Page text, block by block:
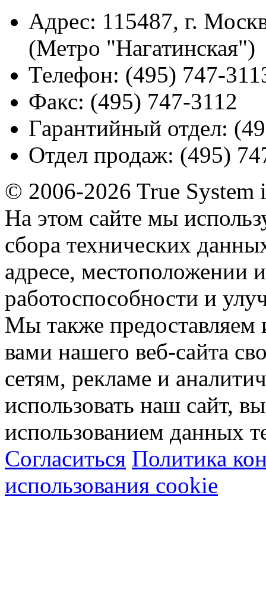
Адрес: 115487, г.
(Метро "Нагатинская")
Телефон: (495) 747-
Факс: (495) 747-3112
Гарантийный отдел:
Отдел продаж: (495)
© 2006-2026 True System
На этом сайте мы
сбора технических
адресе, местоположении
работоспособности и
Мы также
вами нашего веб-сайта
сетям, рекламе и
использовать наш сайт,
использованием данных
Согласиться Политика
использования cookie